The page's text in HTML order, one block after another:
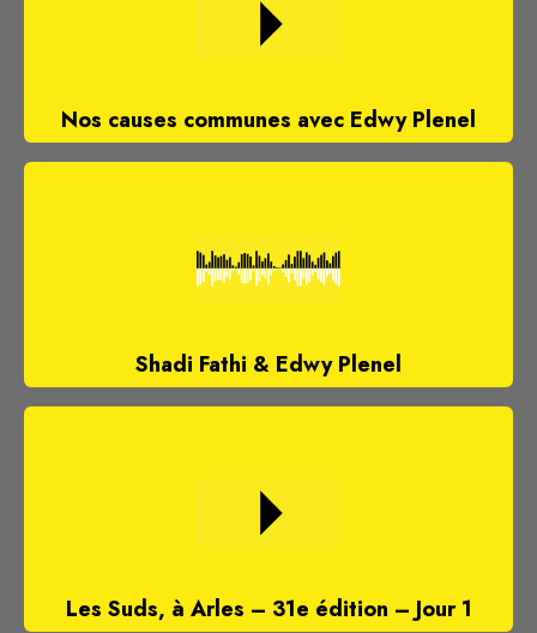
Nos causes communes avec Edwy Plenel
Shadi Fathi & Edwy Plenel
Les Suds, à Arles – 31e édition – Jour 1